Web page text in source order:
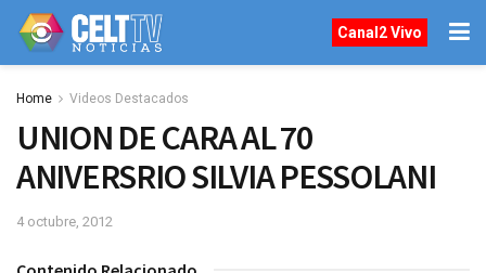
Canal2 Vivo
Home Videos Destacados
UNION DE CARA AL 70
ANIVERSRIO SILVIA PESSOLANI
4 octubre, 2012